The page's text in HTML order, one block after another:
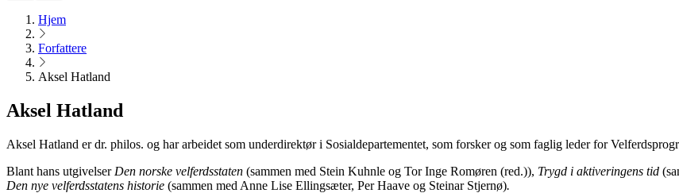
Hjem
Forfattere
Aksel Hatland
Aksel Hatland
Aksel Hatland er dr. philos. og har arbeidet som underdirektør i Sosialdepartementet, som forsker og som faglig leder for
Blant hans utgivelser Den norske velferdsstaten (sammen med Stein Kuhnle og Tor Inge Romøren (red.)), Trygd i aktiveringens tid
Den nye velferdsstatens historie (sammen med Anne Lise Ellingsæter, Per Haave og Steinar Stjernø).